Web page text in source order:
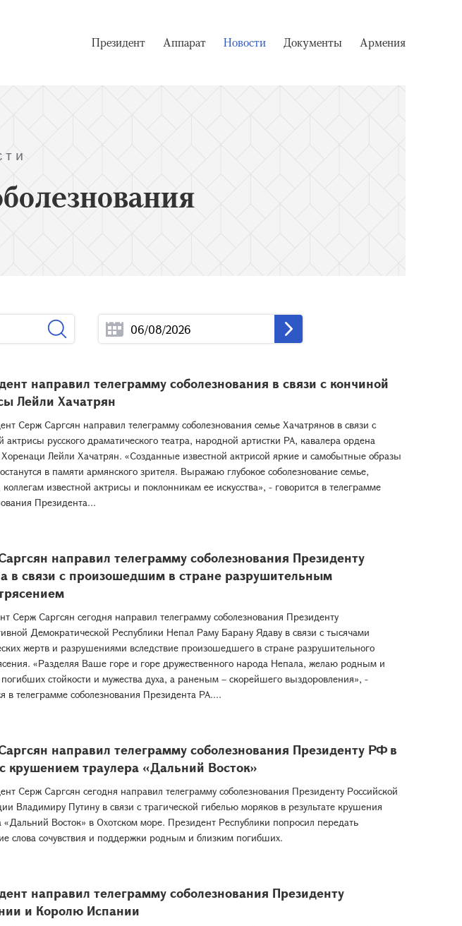
Президент Аппарат Новости Документы Армения
направил телеграмму соболезнования в связи с кончиной
Лейли Хачатрян
Серж Саргсян направил телеграмму соболезнования семье Хачатрянов в связи с
актрисы русского драматического театра, народной артистки РА, кавалера ордена
Лейли Хачатрян. «Созданные известной актрисой яркие и самобытные образы
в памяти армянского зрителя. Выражаю глубокое соболезнование семье,
известной актрисы и поклонникам ее искусства», - говорится в телеграмме
Президента...
направил телеграмму соболезнования Президенту
в связи с произошедшим в стране разрушительным
Серж Саргсян сегодня направил телеграмму соболезнования Президенту
Демократической Республики Непал Раму Барану Ядаву в связи с тысячами
жертв и разрушениями вследствие произошедшего в стране разрушительного
«Разделяя Ваше горе и горе дружественного народа Непала, желаю родным и
стойкости и мужества духа, а раненым – скорейшего выздоровления», -
в телеграмме соболезнования Президента РА....
направил телеграмму соболезнования Президенту РФ в
крушением траулера «Дальний Восток»
Серж Саргсян сегодня направил телеграмму соболезнования Президенту Российской
Владимиру Путину в связи с трагической гибелью моряков в результате крушения
«Дальний Восток» в Охотском море. Президент Республики попросил передать
слова сочувствия и поддержки родным и близким погибших.
направил телеграмму соболезнования Президенту
и Королю Испании